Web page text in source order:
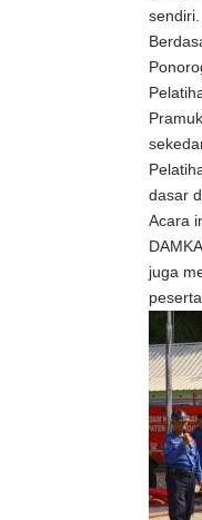
sendiri.
dasar
Acara
juga